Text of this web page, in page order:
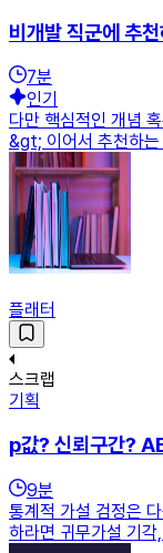
비개발 직군에 추
7분
인기
다만 핵심적인 개념
&gt; 이어서 추천하는
플래터
스크랩
기획
p값? 신뢰구간?
9분
통계적 가설 검정은
하라면 귀무가설 기각